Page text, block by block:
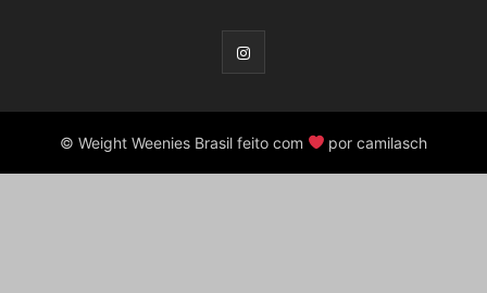
© Weight Weenies Brasil feito com por camilasch